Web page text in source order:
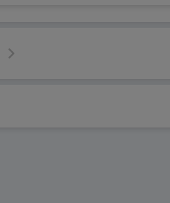
Następna strona